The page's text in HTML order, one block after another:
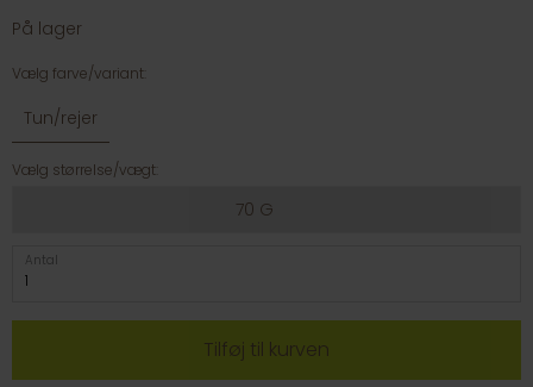
På lager
Vælg farve/variant:
Tun/rejer
Vælg størrelse/vægt:
70 G
Antal